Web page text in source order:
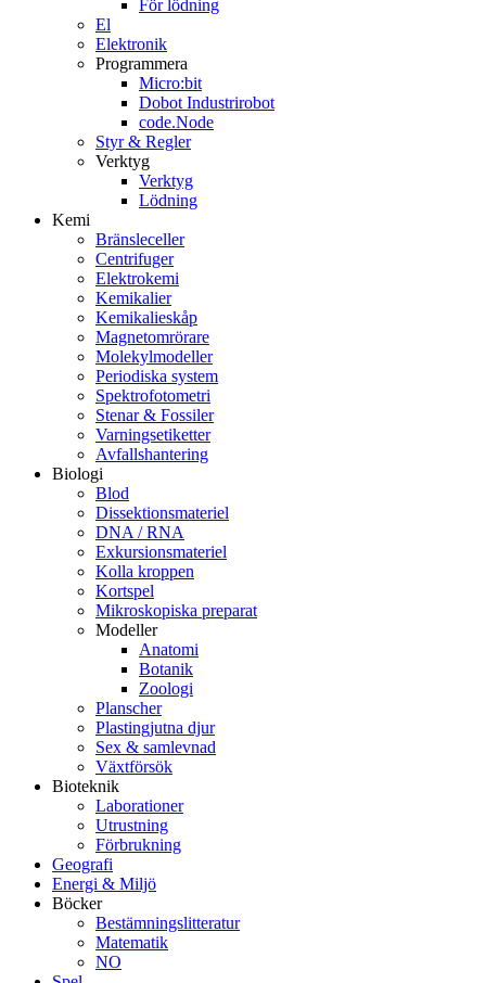
För lödning
El
Elektronik
Programmera
Micro:bit
Dobot Industrirobot
code.Node
Styr & Regler
Verktyg
Verktyg
Lödning
Kemi
Bränsleceller
Centrifuger
Elektrokemi
Kemikalier
Kemikalieskåp
Magnetomrörare
Molekylmodeller
Periodiska system
Spektrofotometri
Stenar & Fossiler
Varningsetiketter
Avfallshantering
Biologi
Blod
Dissektionsmateriel
DNA / RNA
Exkursionsmateriel
Kolla kroppen
Kortspel
Mikroskopiska preparat
Modeller
Anatomi
Botanik
Zoologi
Planscher
Plastingjutna djur
Sex & samlevnad
Växtförsök
Bioteknik
Laborationer
Utrustning
Förbrukning
Geografi
Energi & Miljö
Böcker
Bestämningslitteratur
Matematik
NO